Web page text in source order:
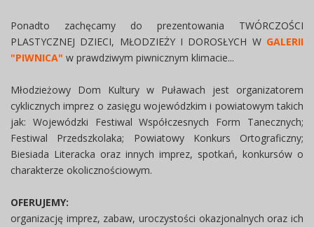
Ponadto zachęcamy do prezentowania TWÓRCZOŚCI
PLASTYCZNEJ DZIECI, MŁODZIEŻY I DOROSŁYCH W GALERII
"PIWNICA" w prawdziwym piwnicznym klimacie...
Młodzieżowy Dom Kultury w Puławach jest organizatorem
cyklicznych imprez o zasięgu wojewódzkim i powiatowym takich
jak: Wojewódzki Festiwal Współczesnych Form Tanecznych;
Festiwal Przedszkolaka; Powiatowy Konkurs Ortograficzny;
Biesiada Literacka oraz innych imprez, spotkań, konkursów o
charakterze okolicznościowym.
OFERUJEMY:
organizację imprez, zabaw, uroczystości okazjonalnych oraz ich